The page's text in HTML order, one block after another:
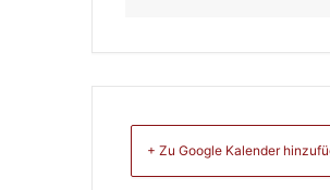
+ Zu Google Kalender